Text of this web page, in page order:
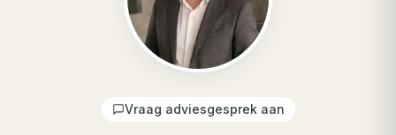
Vraag adviesgesprek aan